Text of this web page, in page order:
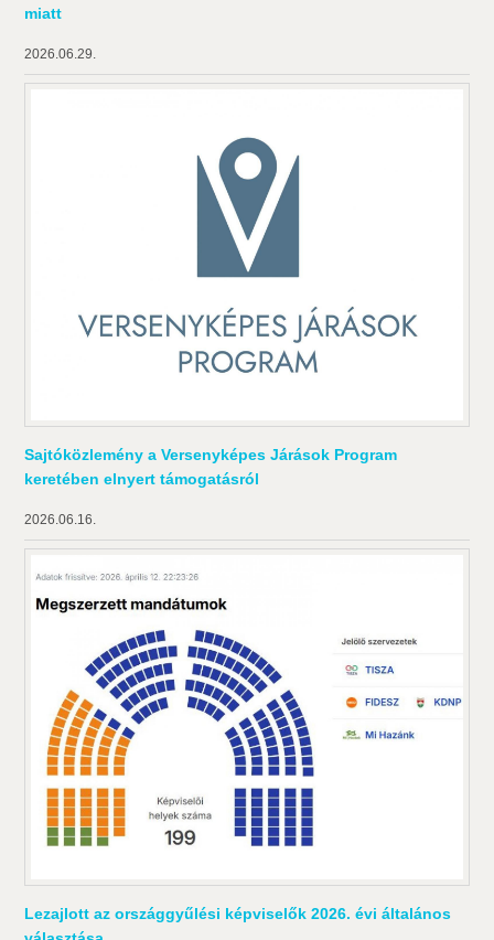
miatt
2026.06.29.
Sajtóközlemény a Versenyképes Járások Program
keretében elnyert támogatásról
2026.06.16.
Lezajlott az országgyűlési képviselők 2026. évi általános